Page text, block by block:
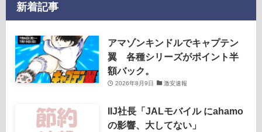
新着記事
アマゾンキンドルでキャプテン
翼 各種シリーズがポイント半
額バック。
2026年8月9日 激安速報
IIJ社長「JALモバイル にahamo
の影響、大してない」